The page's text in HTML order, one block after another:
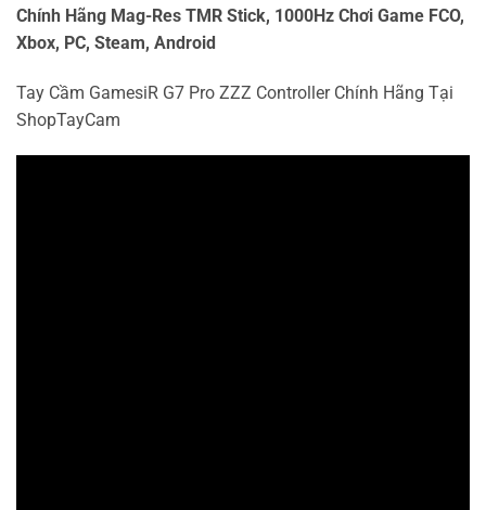
Chính Hãng Mag-Res TMR Stick, 1000Hz Chơi Game FCO,
Xbox, PC, Steam, Android
Tay Cầm GamesiR G7 Pro ZZZ Controller Chính Hãng Tại
ShopTayCam